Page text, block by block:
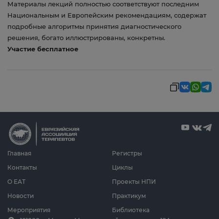
Материалы лекций полностью соответствуют последним
Национальным и Европейским рекомендациям, содержат
подробные алгоритмы принятия диагностического
решения, богато иллюстрированы, конкретны.
Участие бесплатное
Главная
О ЕАТ
Новости
Мероприятия
Циклы
Проекты НПИ
Практикум
Библиотека
Регистры
Контакты